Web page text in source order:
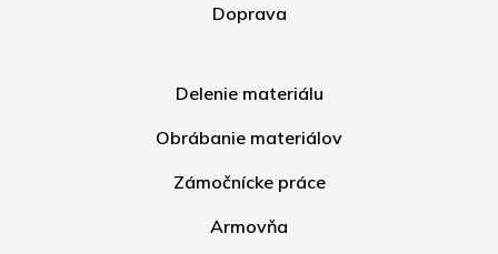
Doprava
Delenie materiálu
Obrábanie materiálov
Zámočnícke práce
Armovňa